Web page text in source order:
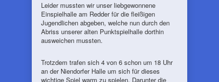
Leider mussten wir unser liebgewonnene
Einspielhalle am Redder für die fleißigen
Jugendlichen abgeben, welche nun durch den
Abriss unserer alten Punktspielhalle dorthin
ausweichen mussten.
Trotzdem trafen sich 4 von 6 schon um 18 Uhr
an der Niendorfer Halle um sich für dieses
wichtige Spiel warm zu spielen. Darunter die